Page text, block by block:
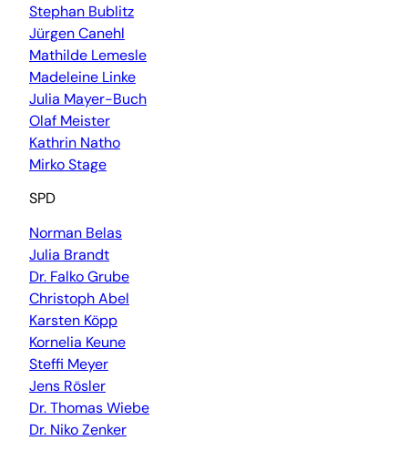
Stephan Bublitz
Jürgen Canehl
Mathilde Lemesle
Madeleine Linke
Julia Mayer-Buch
Olaf Meister
Kathrin Natho
Mirko Stage
SPD
Norman Belas
Julia Brandt
Dr. Falko Grube
Christoph Abel
Karsten Köpp
Kornelia Keune
Steffi Meyer
Jens Rösler
Dr. Thomas Wiebe
Dr. Niko Zenker